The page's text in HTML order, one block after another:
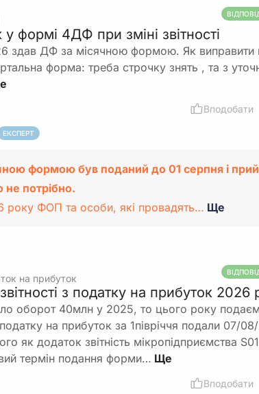
формі 4ДФ при зміні звітності
здав ДФ за місячною формою. Як
форма: треба строчку знять , та з
Вподобати
ЕКСПЕРТ
формою був поданий до 01 серпня і
не потрібно.
року ФОП та особи, які провадять… Ще
на прибуток
з податку на прибуток 2026
оборот 40млн у 2025, то цього року
податку на прибуток за 1півріччя подали 07/
як додаток звітність мікропідприємства
термін подання форми…
Вподобати